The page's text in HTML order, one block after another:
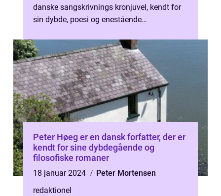
danske sangskrivnings kronjuvel, kendt for
sin dybde, poesi og enestående
Peter Høeg er en dansk forfatter, der er
kendt for sine dybdegående og
filosofiske romaner
18 januar 2024
Peter Mortensen
redaktionel